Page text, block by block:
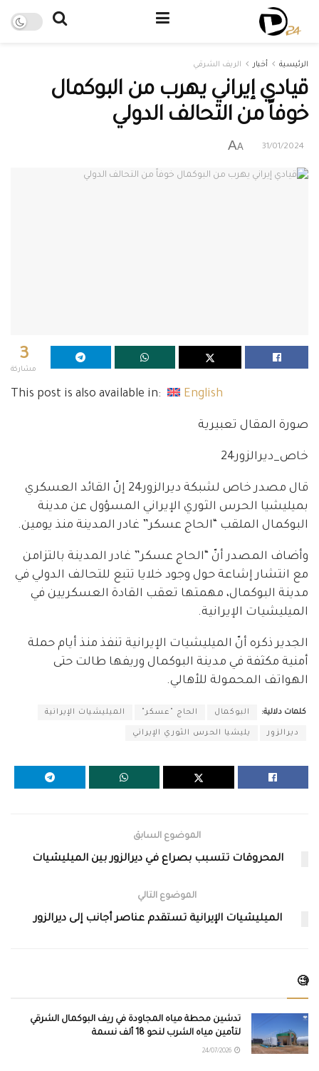
الرئيسية أخبار الريف الشرقي
قيادي إيراني يهرب من البوكمال
خوفاً من التحالف الدولي
31/01/2024
A
A
3
مشاركة
This post is also available in: English
صورة المقال تعبيرية
خاص_ديرالزور24
قال مصدر خاص لشبكة ديرالزور24 إنّ القائد العسكري
بميليشيا الحرس الثوري الإيراني المسؤول عن مدينة
البوكمال الملقب “الحاج عسكر” غادر المدينة منذ يومين.
وأضاف المصدر أنّ “الحاج عسكر” غادر المدينة بالتزامن
مع انتشار إشاعة حول وجود خلايا تتبع للتحالف الدولي في
مدينة البوكمال، مهمتها تعقب القادة العسكريين في
الميليشيات الإيرانية.
الجدير ذكره أنّ الميليشيات الإيرانية تنفذ منذ أيام حملة
أمنية مكثفة في مدينة البوكمال وريفها طالت حتى
الهواتف المحمولة للأهالي.
كلمات دلالية: البوكمال الحاج "عسكر" الميليشيات الإيرانية
ديرالزور يليشيا الحرس الثوري الإيراني
الموضوع السابق
المحروقات تتسبب بصراع في ديرالزور بين الميليشيات
الموضوع التالي
الميليشيات الإيرانية تستقدم عناصر أجانب إلى ديرالزور
🧐
تدشين محطة مياه المجاودة في ريف البوكمال الشرقي
لتأمين مياه الشرب لنحو 18 ألف نسمة